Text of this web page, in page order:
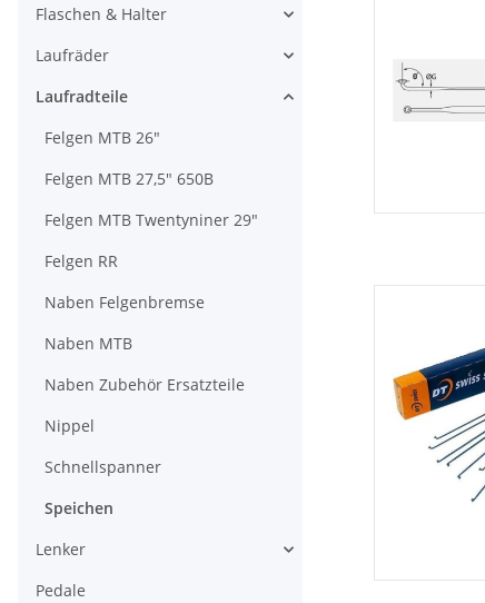
Flaschen & Halter
Laufräder
Laufradteile
Felgen MTB 26"
Felgen MTB 27,5" 650B
Felgen MTB Twentyniner 29"
Felgen RR
Naben Felgenbremse
Naben MTB
Naben Zubehör Ersatzteile
Nippel
Schnellspanner
Speichen
Lenker
Pedale